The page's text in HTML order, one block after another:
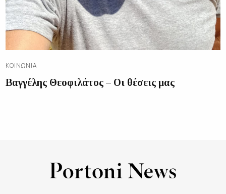
ΚΟΙΝΩΝΊΑ
Βαγγέλης Θεοφιλάτος – Οι θέσεις μας